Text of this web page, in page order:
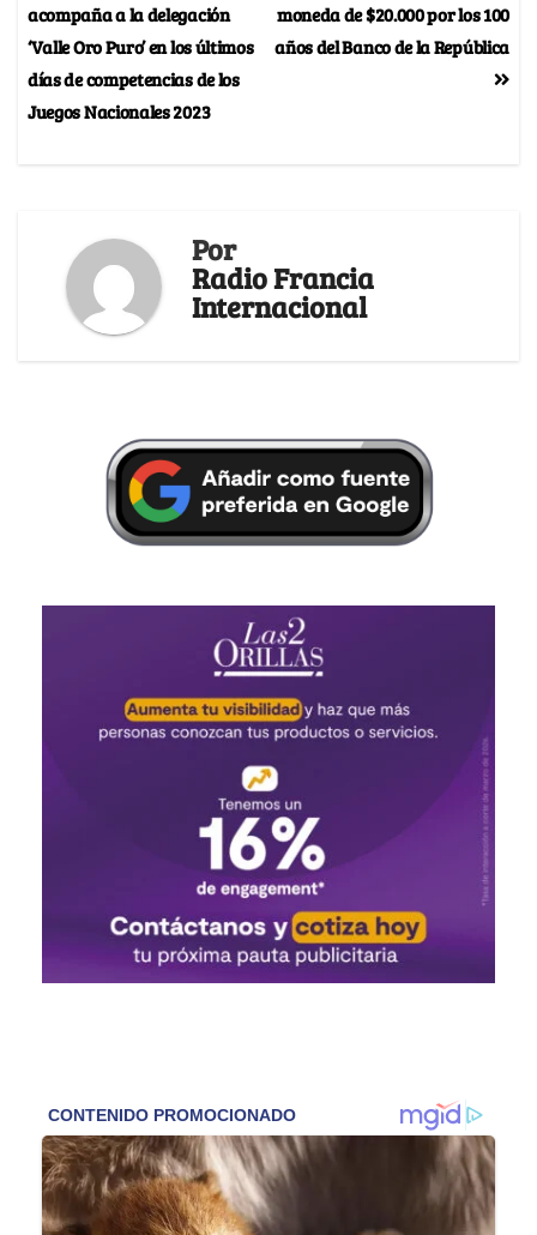
moneda de $20.000 por los 100
años del Banco de la República
acompaña a la delegación
‘Valle Oro Puro’ en los últimos
días de competencias de los
Juegos Nacionales 2023
Por
Radio Francia
Internacional